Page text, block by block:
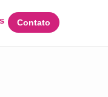
Contato